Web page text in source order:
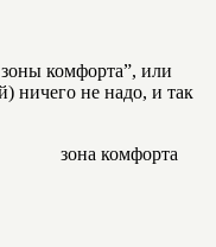
комфорта”, или
ничего не надо, и так